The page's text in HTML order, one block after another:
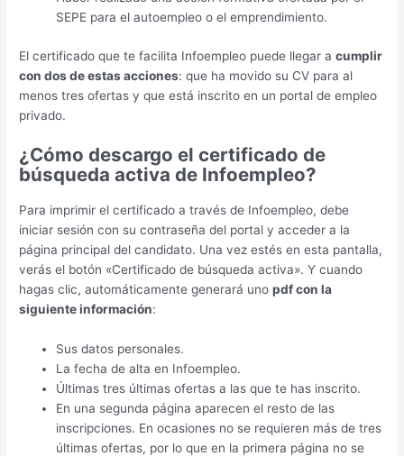
SEPE para el autoempleo o el emprendimiento.
El certificado que te facilita Infoempleo puede llegar acumplir
con dos de estas acciones: que ha movido su CV para al
menos tres ofertas y que está inscrito en un portal de empleo
privado.
¿Cómo descargo el certificado de
búsqueda activa de Infoempleo?
Para imprimir el certificado a través de Infoempleo, debe
iniciar sesión con su contraseña del portal y acceder a la
página principal del candidato. Una vez estés en esta pantalla,
verás el botón «Certificado de búsqueda activa». Y cuando
hagas clic, automáticamente generará unopdf con la
siguiente información:
Sus datos personales.
La fecha de alta en Infoempleo.
Últimas tres últimas ofertas a las que te has inscrito.
En una segunda página aparecen el resto de las
inscripciones. En ocasiones no se requieren más de tres
últimas ofertas, por lo que en la primera página no se